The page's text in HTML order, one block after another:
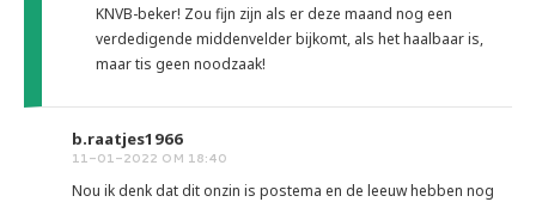
KNVB-beker! Zou fijn zijn als er deze maand nog een
verdedigende middenvelder bijkomt, als het haalbaar is,
maar tis geen noodzaak!
b.raatjes1966
11-01-2022 OM 18:40
Nou ik denk dat dit onzin is postema en de leeuw hebben nog